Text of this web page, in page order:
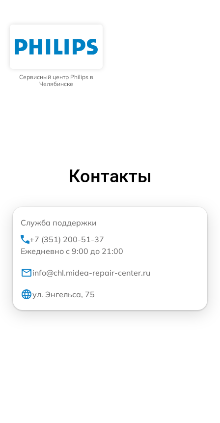
Сервисный центр Philips в
Челябинске
Контакты
Служба поддержки
+7 (351) 200-51-37
Ежедневно с 9:00 до 21:00
info@chl.midea-repair-center.ru
ул. Энгельса, 75